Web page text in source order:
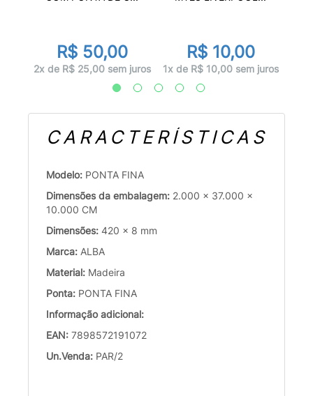
R$ 50,00
2x de R$ 25,00 sem juros
R$ 10,00
1x de R$ 10,00 sem juros
CARACTERÍSTICAS
Modelo: PONTA FINA
Dimensões da embalagem: 2.000 x 37.000 x
10.000 CM
Dimensões: 420 x 8 mm
Marca: ALBA
Material: Madeira
Ponta: PONTA FINA
Informação adicional:
EAN: 7898572191072
Un.Venda: PAR/2